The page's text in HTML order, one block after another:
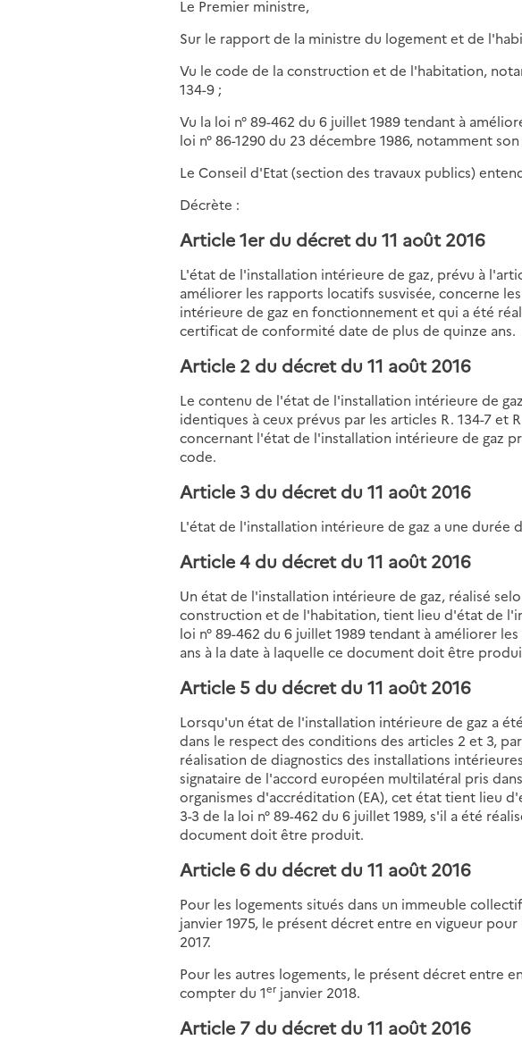
Le Premier ministre,
Sur le rapport de la ministre du logement et de
Vu le code de la construction et de l'habitation,
134-9 ;
Vu la loi n° 89-462 du 6 juillet 1989 tendant à
loi n° 86-1290 du 23 décembre 1986, notamment
Le Conseil d'Etat (section des travaux publics)
Décrète :
Article 1er du décret du 11 août 2016
L'état de l'installation intérieure de gaz, prévu à
améliorer les rapports locatifs susvisée, concerne
intérieure de gaz en fonctionnement et qui a été
certificat de conformité date de plus de quinze ans.
Article 2 du décret du 11 août 2016
Le contenu de l'état de l'installation intérieure de
identiques à ceux prévus par les articles R. 134-7
concernant l'état de l'installation intérieure de gaz
code.
Article 3 du décret du 11 août 2016
L'état de l'installation intérieure de gaz a une durée
Article 4 du décret du 11 août 2016
Un état de l'installation intérieure de gaz, réalisé
construction et de l'habitation, tient lieu d'état de
loi n° 89-462 du 6 juillet 1989 tendant à améliorer
ans à la date à laquelle ce document doit être
Article 5 du décret du 11 août 2016
Lorsqu'un état de l'installation intérieure de gaz a
dans le respect des conditions des articles 2 et 3,
réalisation de diagnostics des installations
signataire de l'accord européen multilatéral pris
organismes d'accréditation (EA), cet état tient lieu
3-3 de la loi n° 89-462 du 6 juillet 1989, s'il a été
document doit être produit.
Article 6 du décret du 11 août 2016
Pour les logements situés dans un immeuble
janvier 1975, le présent décret entre en vigueur
2017.
Pour les autres logements, le présent décret entre
compter du 1er janvier 2018.
Article 7 du décret du 11 août 2016